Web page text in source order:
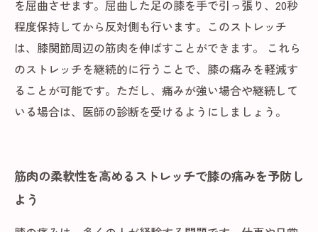
を屈曲させます。屈曲した足の膝を手で引っ張り、20秒
程度保持してから反対側も行います。このストレッチ
は、膝関節周辺の筋肉を伸ばすことができます。 これら
のストレッチを継続的に行うことで、膝の痛みを軽減す
ることが可能です。ただし、痛みが強い場合や継続して
いる場合は、医師の診断を受けるようにしましょう。
筋肉の柔軟性を高めるストレッチで膝の痛みを予防し
よう